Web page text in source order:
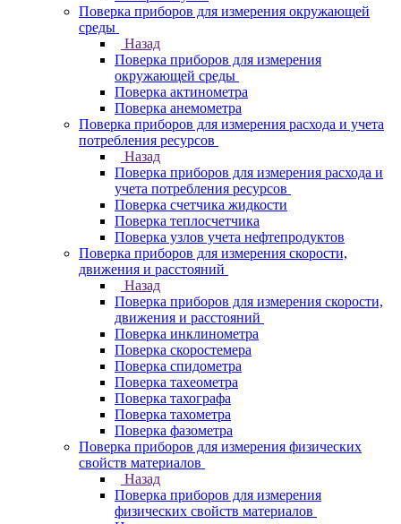
Поверка приборов для измерения окружающей
среды
Назад
Поверка приборов для измерения
окружающей среды
Поверка актинометра
Поверка анемометра
Поверка приборов для измерения расхода и учета
потребления ресурсов
Назад
Поверка приборов для измерения расхода и
учета потребления ресурсов
Поверка счетчика жидкости
Поверка теплосчетчика
Поверка узлов учета нефтепродуктов
Поверка приборов для измерения скорости,
движения и расстояний
Назад
Поверка приборов для измерения скорости,
движения и расстояний
Поверка инклинометра
Поверка скоростемера
Поверка спидометра
Поверка тахеометра
Поверка тахографа
Поверка тахометра
Поверка фазометра
Поверка приборов для измерения физических
свойств материалов
Назад
Поверка приборов для измерения
физических свойств материалов